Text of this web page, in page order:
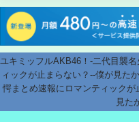
ユキミッフルAKB46！-二代目襲
ィックが止まらない？--僕が見た
愕まとめ速報にロマンティック
見た